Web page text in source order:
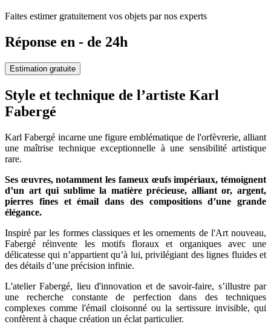
Faites estimer gratuitement vos objets par nos experts
Réponse en - de 24h
Estimation gratuite
Style et technique de l’artiste Karl
Fabergé
Karl Fabergé incarne une figure emblématique de l'orfèvrerie, alliant
une maîtrise technique exceptionnelle à une sensibilité artistique
rare.
Ses œuvres, notamment les fameux œufs impériaux, témoignent
d’un art qui sublime la matière précieuse, alliant or, argent,
pierres fines et émail dans des compositions d’une grande
élégance.
Inspiré par les formes classiques et les ornements de l'Art nouveau,
Fabergé réinvente les motifs floraux et organiques avec une
délicatesse qui n’appartient qu’à lui, privilégiant des lignes fluides et
des détails d’une précision infinie.
L'atelier Fabergé, lieu d'innovation et de savoir-faire, s’illustre par
une recherche constante de perfection dans des techniques
complexes comme l'émail cloisonné ou la sertissure invisible, qui
confèrent à chaque création un éclat particulier.